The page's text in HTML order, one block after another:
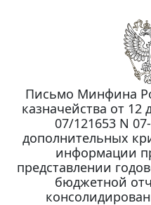
Письмо Минфина
казначейства от 12
07/121653 N
дополнительных
информации
представлении
бюджетной